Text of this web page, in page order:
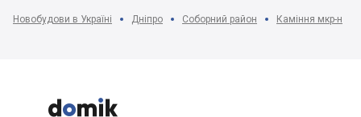
Новобудови в Україні Дніпро Соборний район Каміння мкр-н


